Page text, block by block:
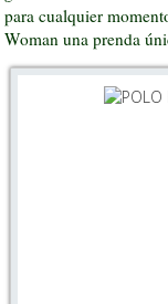
para cualquier
Woman una prenda